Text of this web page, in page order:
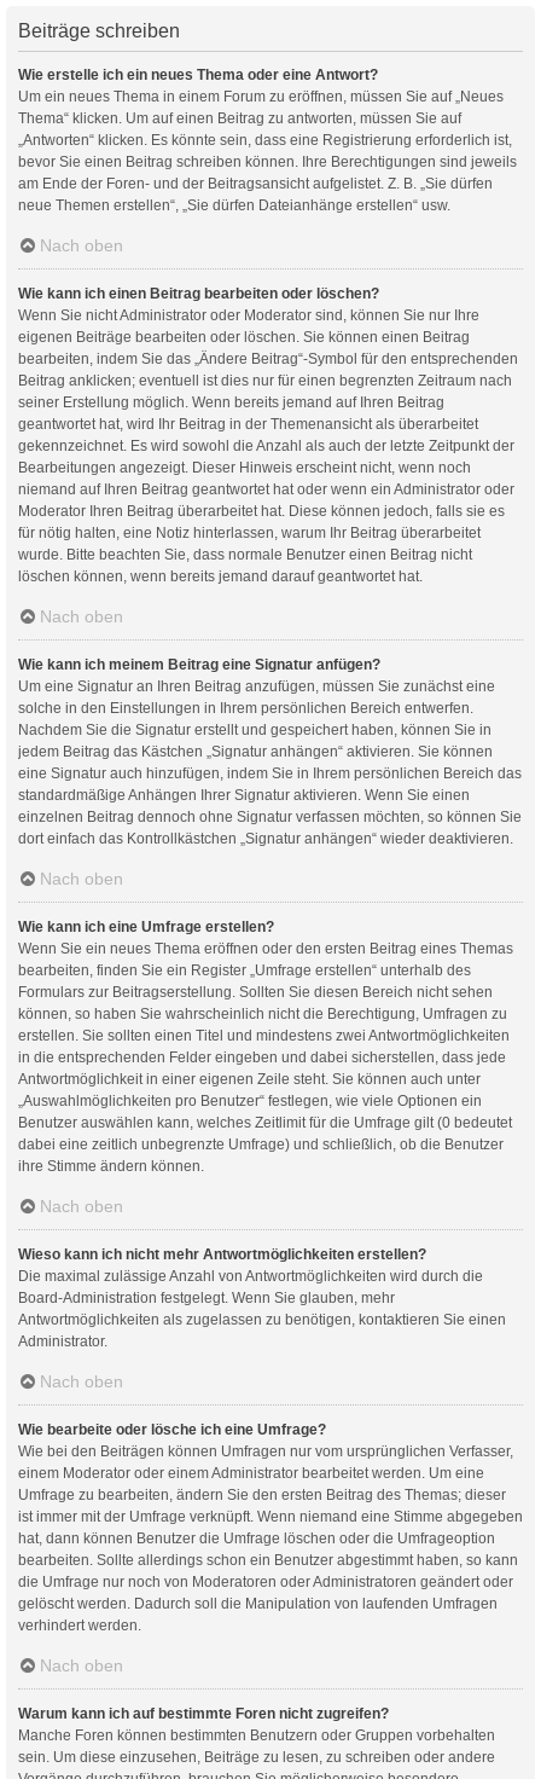
Beiträge schreiben
Wie erstelle ich ein neues Thema oder eine Antwort?
Um ein neues Thema in einem Forum zu eröffnen, müssen Sie auf „Neues
Thema“ klicken. Um auf einen Beitrag zu antworten, müssen Sie auf
„Antworten“ klicken. Es könnte sein, dass eine Registrierung erforderlich ist,
bevor Sie einen Beitrag schreiben können. Ihre Berechtigungen sind jeweils
am Ende der Foren- und der Beitragsansicht aufgelistet. Z. B. „Sie dürfen
neue Themen erstellen“, „Sie dürfen Dateianhänge erstellen“ usw.
Nach oben
Wie kann ich einen Beitrag bearbeiten oder löschen?
Wenn Sie nicht Administrator oder Moderator sind, können Sie nur Ihre
eigenen Beiträge bearbeiten oder löschen. Sie können einen Beitrag
bearbeiten, indem Sie das „Ändere Beitrag“-Symbol für den entsprechenden
Beitrag anklicken; eventuell ist dies nur für einen begrenzten Zeitraum nach
seiner Erstellung möglich. Wenn bereits jemand auf Ihren Beitrag
geantwortet hat, wird Ihr Beitrag in der Themenansicht als überarbeitet
gekennzeichnet. Es wird sowohl die Anzahl als auch der letzte Zeitpunkt der
Bearbeitungen angezeigt. Dieser Hinweis erscheint nicht, wenn noch
niemand auf Ihren Beitrag geantwortet hat oder wenn ein Administrator oder
Moderator Ihren Beitrag überarbeitet hat. Diese können jedoch, falls sie es
für nötig halten, eine Notiz hinterlassen, warum Ihr Beitrag überarbeitet
wurde. Bitte beachten Sie, dass normale Benutzer einen Beitrag nicht
löschen können, wenn bereits jemand darauf geantwortet hat.
Nach oben
Wie kann ich meinem Beitrag eine Signatur anfügen?
Um eine Signatur an Ihren Beitrag anzufügen, müssen Sie zunächst eine
solche in den Einstellungen in Ihrem persönlichen Bereich entwerfen.
Nachdem Sie die Signatur erstellt und gespeichert haben, können Sie in
jedem Beitrag das Kästchen „Signatur anhängen“ aktivieren. Sie können
eine Signatur auch hinzufügen, indem Sie in Ihrem persönlichen Bereich das
standardmäßige Anhängen Ihrer Signatur aktivieren. Wenn Sie einen
einzelnen Beitrag dennoch ohne Signatur verfassen möchten, so können Sie
dort einfach das Kontrollkästchen „Signatur anhängen“ wieder deaktivieren.
Nach oben
Wie kann ich eine Umfrage erstellen?
Wenn Sie ein neues Thema eröffnen oder den ersten Beitrag eines Themas
bearbeiten, finden Sie ein Register „Umfrage erstellen“ unterhalb des
Formulars zur Beitragserstellung. Sollten Sie diesen Bereich nicht sehen
können, so haben Sie wahrscheinlich nicht die Berechtigung, Umfragen zu
erstellen. Sie sollten einen Titel und mindestens zwei Antwortmöglichkeiten
in die entsprechenden Felder eingeben und dabei sicherstellen, dass jede
Antwortmöglichkeit in einer eigenen Zeile steht. Sie können auch unter
„Auswahlmöglichkeiten pro Benutzer“ festlegen, wie viele Optionen ein
Benutzer auswählen kann, welches Zeitlimit für die Umfrage gilt (0 bedeutet
dabei eine zeitlich unbegrenzte Umfrage) und schließlich, ob die Benutzer
ihre Stimme ändern können.
Nach oben
Wieso kann ich nicht mehr Antwortmöglichkeiten erstellen?
Die maximal zulässige Anzahl von Antwortmöglichkeiten wird durch die
Board-Administration festgelegt. Wenn Sie glauben, mehr
Antwortmöglichkeiten als zugelassen zu benötigen, kontaktieren Sie einen
Administrator.
Nach oben
Wie bearbeite oder lösche ich eine Umfrage?
Wie bei den Beiträgen können Umfragen nur vom ursprünglichen Verfasser,
einem Moderator oder einem Administrator bearbeitet werden. Um eine
Umfrage zu bearbeiten, ändern Sie den ersten Beitrag des Themas; dieser
ist immer mit der Umfrage verknüpft. Wenn niemand eine Stimme abgegeben
hat, dann können Benutzer die Umfrage löschen oder die Umfrageoption
bearbeiten. Sollte allerdings schon ein Benutzer abgestimmt haben, so kann
die Umfrage nur noch von Moderatoren oder Administratoren geändert oder
gelöscht werden. Dadurch soll die Manipulation von laufenden Umfragen
verhindert werden.
Nach oben
Warum kann ich auf bestimmte Foren nicht zugreifen?
Manche Foren können bestimmten Benutzern oder Gruppen vorbehalten
sein. Um diese einzusehen, Beiträge zu lesen, zu schreiben oder andere